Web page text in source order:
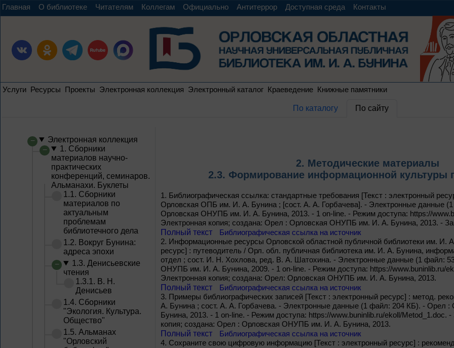
Главная О библиотеке Читателям Коллегам Официально Антитеррор Доступная среда Контакты
Услуги Ресурсы Проекты Электронная коллекция Электронный каталог Краеведение Книжные памятники
По каталогу По сайту
Электронная коллекция
1. Сборники
материалов научно-
практических
конференций, семинаров.
Альманахи. Буклеты
1.1. Сборники
материалов по
актуальным
проблемам
библиотечного дела
1.2. Вокруг Бунина:
адреса эпохи
1.3. Денисьевские
чтения
1.3.1. В. Н.
Денисьев
1.4. Сборники
"Экология. Культура.
Общество"
1.5. Альманах
"Орловский
2. Методические материалы
2.3. Формирование информационной культуры
1. Библиографическая ссылка: стандартные требования [Текст : электронный
Орловская ОПБ им. И. А. Бунина ; [сост. А. А. Горбачева]. - Электронные данные
Орловская ОНУПБ им. И. А. Бунина, 2013. - 1 on-line. - Режим доступа: https://
Электронная копия; создана: Орел : Орловская ОНУПБ им. И. А. Бунина, 2013. -
Полный текст
Библиографическая ссылка на источник
2. Информационные ресурсы Орловской областной публичной библиотеки им. И.
ресурс] : путеводитель / Орл. обл. публичная библиотека им. И. А. Бунина,
отдел ; сост. И. Н. Хохлова, ред. В. А. Шатохина. - Электронные данные (1 файл:
ОНУПБ им. И. А. Бунина, 2009. - 1 on-line. - Режим доступа: https://www.buninlib.ru/
Электронная копия; создана: Орел: Орловская ОНУПБ им. И. А. Бунина, 2013.
Полный текст
Библиографическая ссылка на источник
3. Примеры библиографических записей [Текст : электронный ресурс] : метод.
А. Бунина ; сост. А. А. Горбачева. - Электронные данные (1 файл: 204 КБ). -
Бунина, 2013. - 1 on-line. - Режим доступа: https://www.buninlib.ru/ekoll/Metod_1.doc. -
копия; создана: Орел : Орловская ОНУПБ им. И. А. Бунина, 2013.
Полный текст
Библиографическая ссылка на источник
4. Сохраните свою цифровую информацию [Текст : электронный ресурс] :